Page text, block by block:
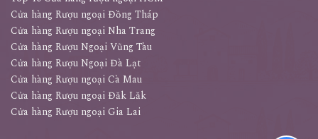
Cửa hàng Rượu ngoại Đồng Tháp
Cửa hàng Rượu ngoại Nha Trang
Cửa hàng Rượu Ngoại Vũng Tàu
Cửa hàng Rượu Ngoại Đà Lạt
Cửa hàng Rượu ngoại Cà Mau
Cửa hàng Rượu ngoại Đăk Lăk
Cửa hàng Rượu ngoại Gia Lai